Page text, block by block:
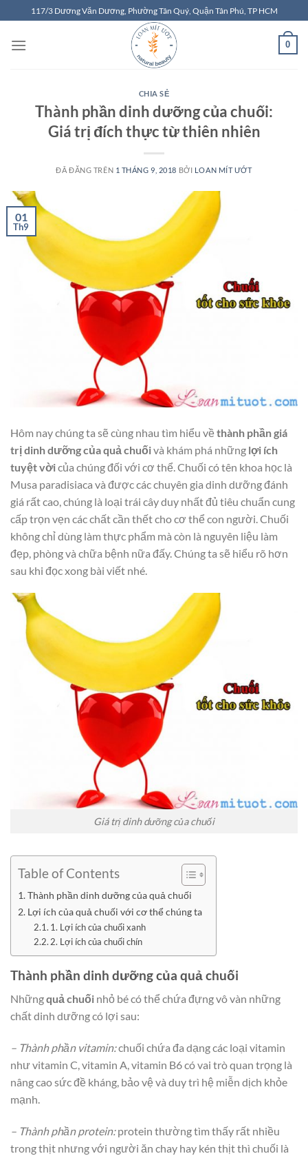
Chuyển
đến
nội
117/3 Dương Văn Dương, Phường Tân Quý, Quận Tân Phú, TP HCM
0
CHIA SẺ
Thành phần dinh dưỡng của chuối:
Giá trị đích thực từ thiên nhiên
ĐÃ ĐĂNG TRÊN 1 THÁNG 9, 2018 BỞI LOAN MÍT ƯỚT
01
Th9
Hôm nay chúng ta sẽ cùng nhau tìm hiểu về thành phần giá
trị dinh dưỡng của quả chuốivà khám phá những lợi ích
tuyệt vờicủa chúng đối với cơ thể. Chuối có tên khoa học là
Musa paradisiaca và được các chuyên gia dinh dưỡng đánh
giá rất cao, chúng là loại trái cây duy nhất đủ tiêu chuẩn cung
cấp trọn vẹn các chất cần thết cho cơ thể con người. Chuối
không chỉ dùng làm thực phẩm mà còn là nguyên liệu làm
đẹp, phòng và chữa bệnh nữa đấy. Chúng ta sẽ hiểu rõ hơn
sau khi đọc xong bài viết nhé.
Giá trị dinh dưỡng của chuối
Table of Contents
Thành phần dinh dưỡng của quả chuối
Lợi ích của quả chuối với cơ thể chúng ta
1. Lợi ích của chuối xanh
2. Lợi ích của chuối chín
Thành phần dinh dưỡng của quả chuối
Nhữngquả chuối nhỏ bé có thể chứa đựng vô vàn những
chất dinh dưỡng có lợi sau:
– Thành phần vitamin:chuối chứa đa dạng các loại vitamin
như vitamin C, vitamin A, vitamin B6 có vai trò quan trọng là
nâng cao sức đề kháng, bảo vệ và duy trì hệ miễn dịch khỏe
mạnh.
– Thành phần protein:protein thường tìm thấy rất nhiều
trong thịt nhưng với người ăn chay hay kén thịt thì chuối là